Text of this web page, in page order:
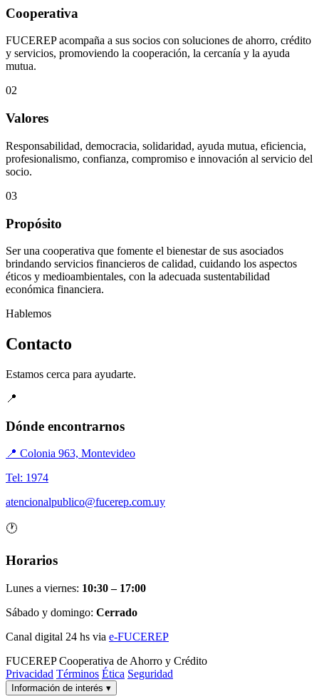
Cooperativa
FUCEREP acompaña a sus socios con soluciones de ahorro, crédito
y servicios, promoviendo la cooperación, la cercanía y la ayuda
mutua.
02
Valores
Responsabilidad, democracia, solidaridad, ayuda mutua, eficiencia,
profesionalismo, confianza, compromiso e innovación al servicio del
socio.
03
Propósito
Ser una cooperativa que fomente el bienestar de sus asociados
brindando servicios financieros de calidad, cuidando los aspectos
éticos y medioambientales, con la adecuada sustentabilidad
económica financiera.
Hablemos
Contacto
Estamos cerca para ayudarte.
📍
Dónde encontrarnos
📍 Colonia 963, Montevideo
Tel: 1974
atencionalpublico@fucerep.com.uy
🕐
Horarios
Lunes a viernes: 10:30 – 17:00
Sábado y domingo: Cerrado
Canal digital 24 hs via e-FUCEREP
FUCEREP Cooperativa de Ahorro y Crédito
Privacidad Términos Ética Seguridad
Información de interés ▾